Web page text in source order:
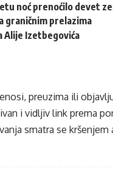
noć prenoćilo devet
graničnim prelazima
Alije Izetbegovića
preuzima ili
i vidljiv link prema
smatra se kršenjem